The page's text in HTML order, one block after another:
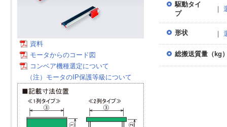
資料
モータからのコード図
コンベア機種選定について
（注）モータのIP保護等級について
駆動タイ
プ
｜
形状 ｜
総搬送質量（kg